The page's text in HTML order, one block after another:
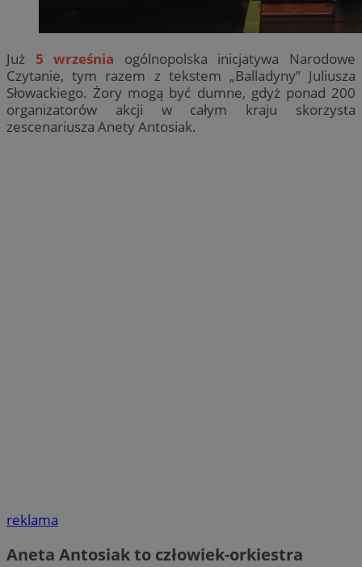
Już 5 września ogólnopolska inicjatywa Narodowe
Czytanie, tym razem z tekstem „Balladyny” Juliusza
Słowackiego. Żory mogą być dumne, gdyż ponad 200
organizatorów akcji w całym kraju skorzysta
zescenariusza Anety Antosiak.
reklama
Aneta Antosiak to człowiek-orkiestra